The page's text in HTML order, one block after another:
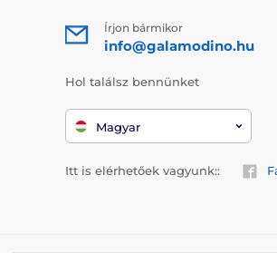
Írjon bármikor
info@galamodino.hu
Hol találsz bennünket
Magyar
Itt is elérhetőek vagyunk::